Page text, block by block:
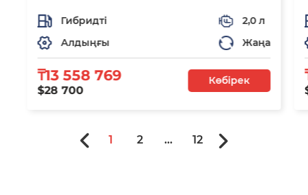
Гибридті
2,0 л
Алдыңғы
Жаңа
₸13 558 769
$28 700
Көбірек
1 2 ... 12